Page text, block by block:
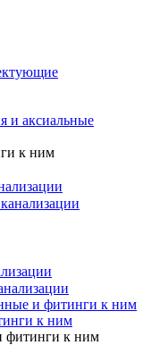
и аксиальные
к ним
и фитинги к ним
к ним
фитинги к ним